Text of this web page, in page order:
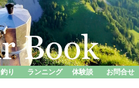
釣り ランニング 体験談 お問合せ